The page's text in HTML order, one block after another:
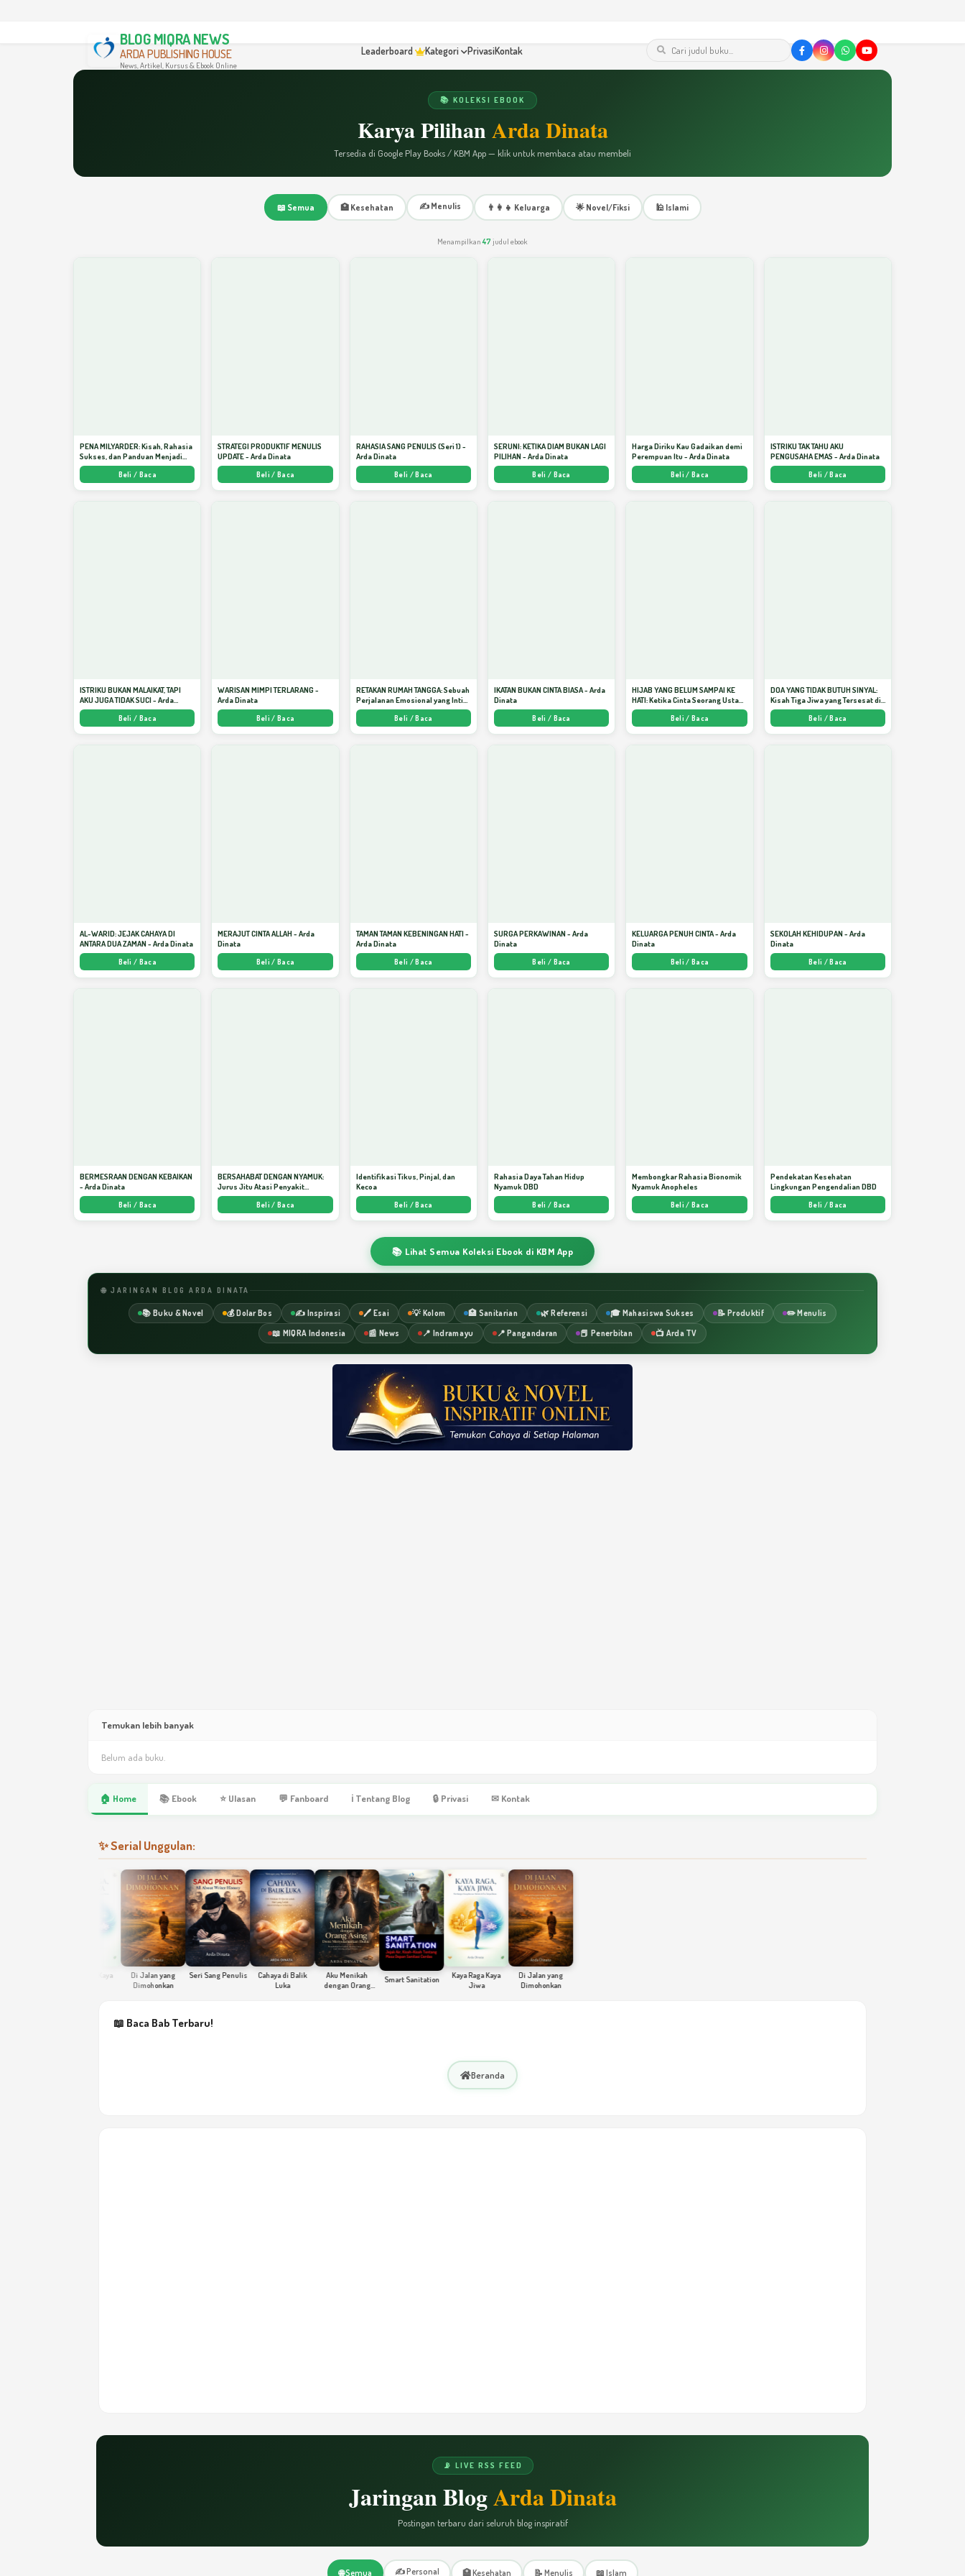
BLOG MIQRA NEWS
ARDA PUBLISHING HOUSE
News, Artikel, Kursus & Ebook Online
Leaderboard Kategori PrivasiKontak
📚 KOLEKSI EBOOK
Karya PilihanArda Dinata
Tersedia di Google Play Books / KBM App — klik untuk membaca atau membeli
📖 Semua 🏥 Kesehatan ✍️ Menulis 👨‍👩‍👧 Keluarga 🌟 Novel/Fiksi 🕌 Islami
Menampilkan47 judul ebook
PENA MILYARDER: Kisah, Rahasia
Sukses, dan Panduan Menjadi
Penulis 1 Milyar di KBM App dari
Nol - Arda DinataBeli / Baca
STRATEGI PRODUKTIF MENULIS
UPDATE - Arda Dinata
Beli / Baca
RAHASIA SANG PENULIS (Seri 1) -
Arda Dinata
Beli / Baca
SERUNI: KETIKA DIAM BUKAN LAGI
PILIHAN - Arda Dinata
Beli / Baca
Harga Diriku Kau Gadaikan demi
Perempuan Itu - Arda Dinata
Beli / Baca
ISTRIKU TAK TAHU AKU
PENGUSAHA EMAS - Arda Dinata
Beli / Baca
ISTRIKU BUKAN MALAIKAT, TAPI
AKU JUGA TIDAK SUCI - Arda
Dinata
Beli / Baca
WARISAN MIMPI TERLARANG -
Arda Dinata
Beli / Baca
RETAKAN RUMAH TANGGA: Sebuah
Perjalanan Emosional yang Intim
dan Mendalam - Arda Dinata
Beli / Baca
IKATAN BUKAN CINTA BIASA - Arda
Dinata
Beli / Baca
HIJAB YANG BELUM SAMPAI KE
HATI: Ketika Cinta Seorang Ustadz
Menjadi Cermin yang Paling
Kejam - Arda Dinata
Beli / Baca
DOA YANG TIDAK BUTUH SINYAL:
Kisah Tiga Jiwa yang Tersesat di
Era AI dan Menemukan Jalan
Pulang di Bulan Ramadhan" -
Arda Dinata
Beli / Baca
AL-WARID: JEJAK CAHAYA DI
ANTARA DUA ZAMAN - Arda Dinata
Beli / Baca
MERAJUT CINTA ALLAH - Arda
Dinata
Beli / Baca
TAMAN TAMAN KEBENINGAN HATI -
Arda Dinata
Beli / Baca
SURGA PERKAWINAN - Arda
Dinata
Beli / Baca
KELUARGA PENUH CINTA - Arda
Dinata
Beli / Baca
SEKOLAH KEHIDUPAN - Arda
Dinata
Beli / Baca
BERMESRAAN DENGAN KEBAIKAN
- Arda Dinata
Beli / Baca
BERSAHABAT DENGAN NYAMUK:
Jurus Jitu Atasi Penyakit
Bersumber Nyamuk - Arda Dinata
Beli / Baca
Identifikasi Tikus, Pinjal, dan
Kecoa
Beli / Baca
Rahasia Daya Tahan Hidup
Nyamuk DBD
Beli / Baca
Membongkar Rahasia Bionomik
Nyamuk Anopheles
Beli / Baca
Pendekatan Kesehatan
Lingkungan Pengendalian DBD
Beli / Baca
📚 Lihat Semua Koleksi Ebook di KBM App
🌐 JARINGAN BLOG ARDA DINATA
📚 Buku & Novel 💰 Dolar Bos ✍️ Inspirasi 🖊️ Esai 💡 Kolom 🏥 Sanitarian 🌿 Referensi 🎓 Mahasiswa Sukses 📝 Produktif
✏️ Menulis
📖 MIQRA Indonesia
📰 News 📍 Indramayu 📍 Pangandaran 📕 Penerbitan 📺 Arda TV
Temukan lebih banyak
Belum ada buku.
🏠 Home 📚 Ebook ⭐ Ulasan 💬 Fanboard ℹ Tentang Blog 🔒 Privasi ✉ Kontak
✨ Serial Unggulan:
Di Jalan yang
Dimohonkan
Seri Sang Penulis
Cahaya di Balik
Luka
Aku Menikah
dengan Orang
Smart Sanitation
Kaya Raga Kaya
Jiwa
Di Jalan yang
Dimohonkan
📖 Baca Bab Terbaru!
Beranda
📡 LIVE RSS FEED
Jaringan BlogArda Dinata
Postingan terbaru dari seluruh blog inspiratif
🌐 Semua ✍️ Personal 🏥 Kesehatan 📝 Menulis 📖 Islam